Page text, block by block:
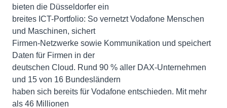
bieten die Düsseldorfer ein
breites ICT-Portfolio: So vernetzt Vodafone Menschen
und Maschinen, sichert
Firmen-Netzwerke sowie Kommunikation und speichert
Daten für Firmen in der
deutschen Cloud. Rund 90 % aller DAX-Unternehmen
und 15 von 16 Bundesländern
haben sich bereits für Vodafone entschieden. Mit mehr
als 46 Millionen